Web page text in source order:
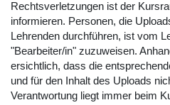
Rechtsverletzungen ist der
informieren. Personen, die
Lehrenden durchführen, ist vom
"Bearbeiter/in" zuzuweisen.
ersichtlich, dass die
und für den Inhalt des Uploads
Verantwortung liegt immer beim